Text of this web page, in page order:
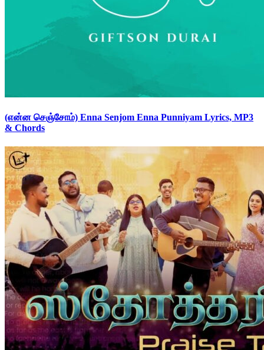
(என்ன செஞ்சோம்) Enna Senjom Enna Punniyam Lyrics, MP3
& Chords